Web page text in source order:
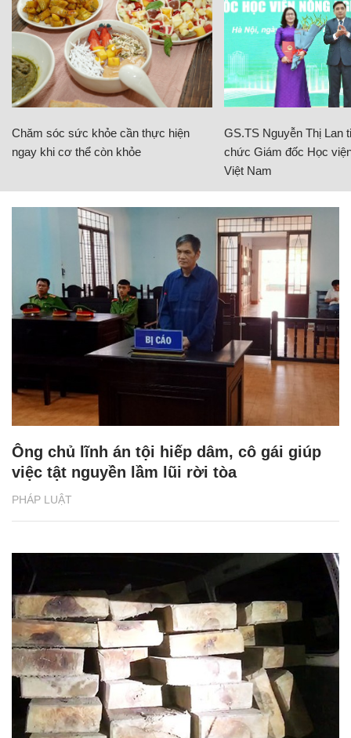
Chăm sóc sức khỏe cần thực hiện
ngay khi cơ thể còn khỏe
GS.TS Nguyễn Thị Lan
chức Giám đốc Học
Việt Nam
PHÁP LUẬT
Ông chủ lĩnh án tội hiếp dâm, cô gái giúp
việc tật nguyền lầm lũi rời tòa